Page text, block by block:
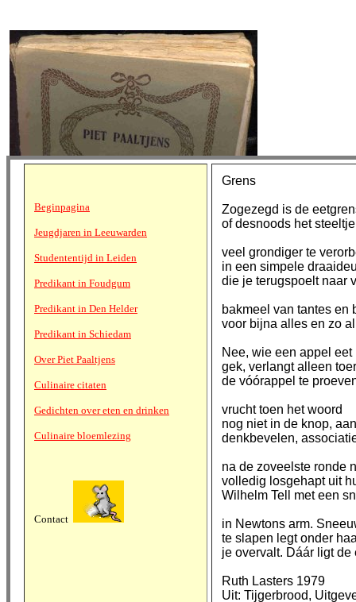
Beginpagina
Jeugdjaren in Leeuwarden
Studententijd in Leiden
Predikant in Foudgum
Predikant in Den Helder
Predikant in Schiedam
Over Piet Paaltjens
Culinaire citaten
Gedichten over eten en drinken
Culinaire bloemlezing
Contact
Grens
Zogezegd is de
of desnoods het
veel grondiger te
in een simpele
die je terugspoelt naar
bakmeel van tantes en
voor bijna alles en zo
Nee, wie een appel
gek, verlangt alleen
de vóórappel te
vrucht toen het woord
nog niet in de knop,
denkbevelen,
na de zoveelste ronde
volledig losgehapt uit
Wilhelm Tell met een
in Newtons arm.
te slapen legt onder
je overvalt. Dáár ligt
Ruth Lasters 1979
Uit: Tijgerbrood,